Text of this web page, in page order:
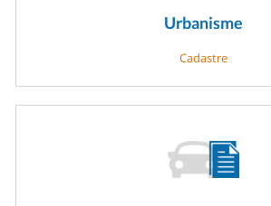
Urbanisme
Cadastre